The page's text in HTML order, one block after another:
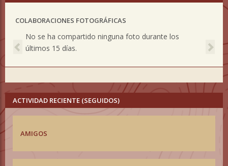
COLABORACIONES FOTOGRÁFICAS
No se ha compartido ninguna foto durante los
últimos 15 días.
Previous
ACTIVIDAD RECIENTE (SEGUIDOS)
AMIGOS